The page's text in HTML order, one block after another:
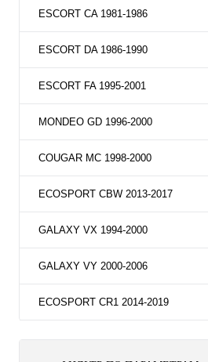
ESCORT CA 1981-1986
ESCORT DA 1986-1990
ESCORT FA 1995-2001
MONDEO GD 1996-2000
COUGAR MC 1998-2000
ECOSPORT CBW 2013-2017
GALAXY VX 1994-2000
GALAXY VY 2000-2006
ECOSPORT CR1 2014-2019